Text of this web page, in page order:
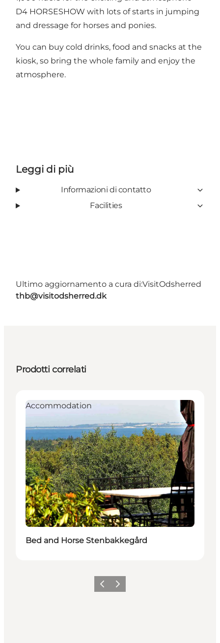
D4 HORSESHOW with lots of starts in jumping
and dressage for horses and ponies.
You can buy cold drinks, food and snacks at the
kiosk, so bring the whole family and enjoy the
atmosphere.
Leggi di più
Informazioni di contatto
Facilities
Ultimo aggiornamento a cura di:VisitOdsherred
thb@visitodsherred.dk
Prodotti correlati
Accommodation
Bed and Horse Stenbakkegård
Precedente
Avanti